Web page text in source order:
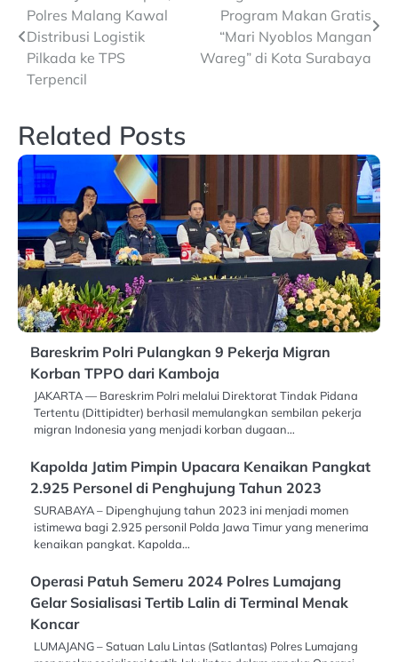
navigation
Polres Malang Kawal
Distribusi Logistik
Pilkada ke TPS
Terpencil
Program Makan Gratis
“Mari Nyoblos Mangan
Wareg” di Kota Surabaya
Related Posts
Bareskrim Polri Pulangkan 9 Pekerja Migran
Korban TPPO dari Kamboja
JAKARTA — Bareskrim Polri melalui Direktorat Tindak Pidana
Tertentu (Dittipidter) berhasil memulangkan sembilan pekerja
migran Indonesia yang menjadi korban dugaan…
Kapolda Jatim Pimpin Upacara Kenaikan Pangkat
2.925 Personel di Penghujung Tahun 2023
SURABAYA – Dipenghujung tahun 2023 ini menjadi momen
istimewa bagi 2.925 personil Polda Jawa Timur yang menerima
kenaikan pangkat. Kapolda…
Operasi Patuh Semeru 2024 Polres Lumajang
Gelar Sosialisasi Tertib Lalin di Terminal Menak
Koncar
LUMAJANG – Satuan Lalu Lintas (Satlantas) Polres Lumajang